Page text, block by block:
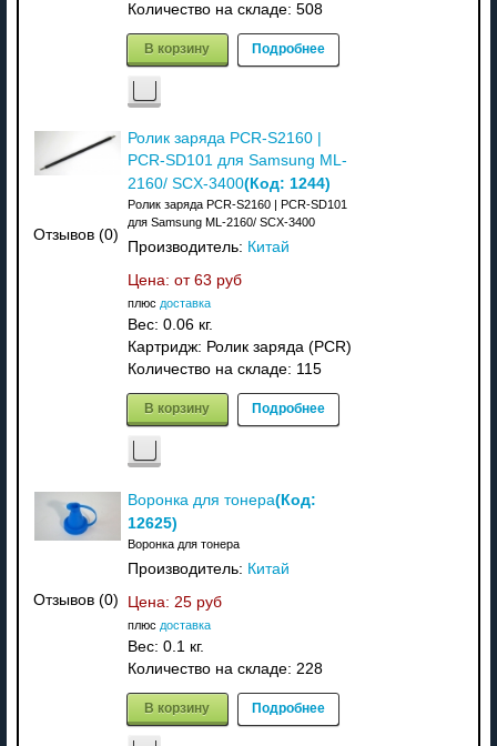
Количество на складе: 508
В корзину Подробнее
Отзывов (0)
Ролик заряда PCR-S2160 |
PCR-SD101 для Samsung ML-
2160/ SCX-3400(Код: 1244)
Ролик заряда PCR-S2160 | PCR-SD101
для Samsung ML-2160/ SCX-3400
Производитель: Китай
Цена: от 63 руб
плюс доставка
Вес: 0.06 кг.
Картридж: Ролик заряда (PCR)
Количество на складе: 115
В корзину Подробнее
Отзывов (0)
Воронка для тонера(Код:
12625)
Воронка для тонера
Производитель: Китай
Цена: 25 руб
плюс доставка
Вес: 0.1 кг.
Количество на складе: 228
В корзину Подробнее